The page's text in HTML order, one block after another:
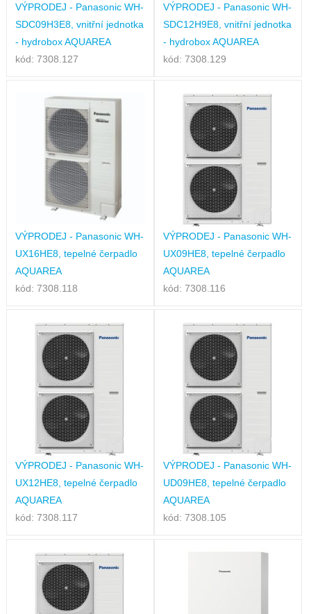
VÝPRODEJ - Panasonic WH-
SDC09H3E8, vnitřní jednotka
- hydrobox AQUAREA
kód: 7308.127
VÝPRODEJ - Panasonic WH-
SDC12H9E8, vnitřní jednotka
- hydrobox AQUAREA
kód: 7308.129
VÝPRODEJ - Panasonic WH-
UX16HE8, tepelné čerpadlo
AQUAREA
kód: 7308.118
VÝPRODEJ - Panasonic WH-
UX09HE8, tepelné čerpadlo
AQUAREA
kód: 7308.116
VÝPRODEJ - Panasonic WH-
UX12HE8, tepelné čerpadlo
AQUAREA
kód: 7308.117
VÝPRODEJ - Panasonic WH-
UD09HE8, tepelné čerpadlo
AQUAREA
kód: 7308.105